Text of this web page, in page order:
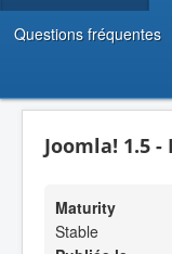
Questions fréquentes
Joomla! 1.5 -
Maturity
Stable